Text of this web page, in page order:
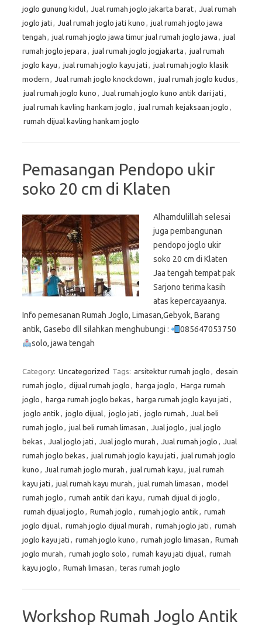
joglo gunung kidul, Jual rumah joglo jakarta barat, Jual rumah
joglo jati , Jual rumah joglo jati kuno , jual rumah joglo jawa
tengah , jual rumah joglo jawa timur jual rumah joglo jawa , jual
rumah joglo jepara , jual rumah joglo jogjakarta , jual rumah
joglo kayu , jual rumah joglo kayu jati , jual rumah joglo klasik
modern , Jual rumah joglo knockdown , jual rumah joglo kudus ,
jual rumah joglo kuno , Jual rumah joglo kuno antik dari jati ,
jual rumah kavling hankam joglo , jual rumah kejaksaan joglo ,
rumah dijual kavling hankam joglo
Pemasangan Pendopo ukir
soko 20 cm di Klaten
Alhamdulillah selesai
juga pembangunan
pendopo joglo ukir
soko 20 cm di Klaten
Jaa tengah tempat pak
Sarjono terima kasih
atas kepercayaanya.
Info pemesanan Rumah Joglo, Limasan,Gebyok, Barang
antik, Gasebo dll silahkan menghubungi :
085647053750
solo, jawa tengah
Category: Uncategorized Tags: arsitektur rumah joglo , desain
rumah joglo , dijual rumah joglo , harga joglo , Harga rumah
joglo , harga rumah joglo bekas , harga rumah joglo kayu jati ,
joglo antik , joglo dijual, joglo jati , joglo rumah , Jual beli
rumah joglo , jual beli rumah limasan , Jual joglo , jual joglo
bekas , Jual joglo jati , Jual joglo murah , Jual rumah joglo , Jual
rumah joglo bekas , jual rumah joglo kayu jati , jual rumah joglo
kuno , Jual rumah joglo murah , jual rumah kayu , jual rumah
kayu jati , jual rumah kayu murah , jual rumah limasan , model
rumah joglo , rumah antik dari kayu , rumah dijual di joglo ,
rumah dijual joglo , Rumah joglo , rumah joglo antik , rumah
joglo dijual, rumah joglo dijual murah , rumah joglo jati , rumah
joglo kayu jati , rumah joglo kuno , rumah joglo limasan , Rumah
joglo murah , rumah joglo solo , rumah kayu jati dijual, rumah
kayu joglo , Rumah limasan , teras rumah joglo
Workshop Rumah Joglo Antik